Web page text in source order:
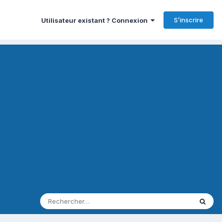
Utilisateur existant ? Connexion S’inscrire